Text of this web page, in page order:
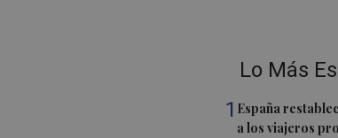
Lo Más
1 España
a los viajeros